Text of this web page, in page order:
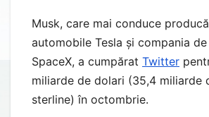
Musk, care mai conduce
automobile Tesla și compania
SpaceX, a cumpărat Twitter
miliarde de dolari (35,4 miliarde
sterline) în octombrie.